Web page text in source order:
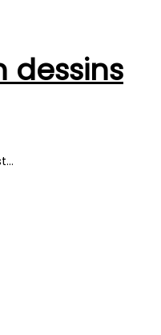
dessins